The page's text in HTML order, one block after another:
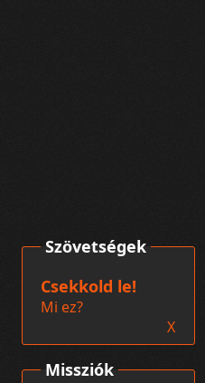
Missziók
Szövetségek
Csekkold le!
Mi ez?
X